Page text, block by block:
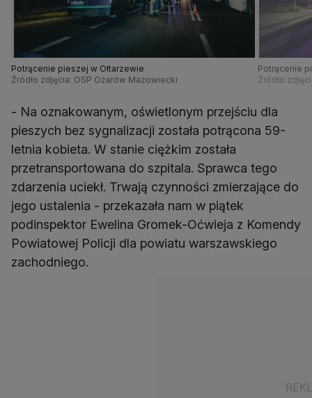
Potrącenie pieszej w Ołtarzewie
Źródło zdjęcia: OSP Ożarów Mazowiecki
Potrącenie
Źródło
- Na oznakowanym, oświetlonym przejściu dla
pieszych bez sygnalizacji została potrącona 59-
letnia kobieta. W stanie ciężkim została
przetransportowana do szpitala. Sprawca tego
zdarzenia uciekł. Trwają czynności zmierzające do
jego ustalenia - przekazała nam w piątek
podinspektor Ewelina Gromek-Oćwieja z Komendy
Powiatowej Policji dla powiatu warszawskiego
zachodniego.